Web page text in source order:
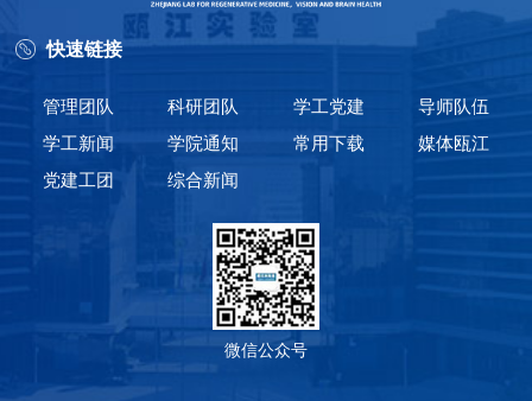
快速链接
管理团队 科研团队 学工党建
导师队伍
学工新闻
学院通知 常用下载
媒体瓯江
党建工团
综合新闻
微信公众号